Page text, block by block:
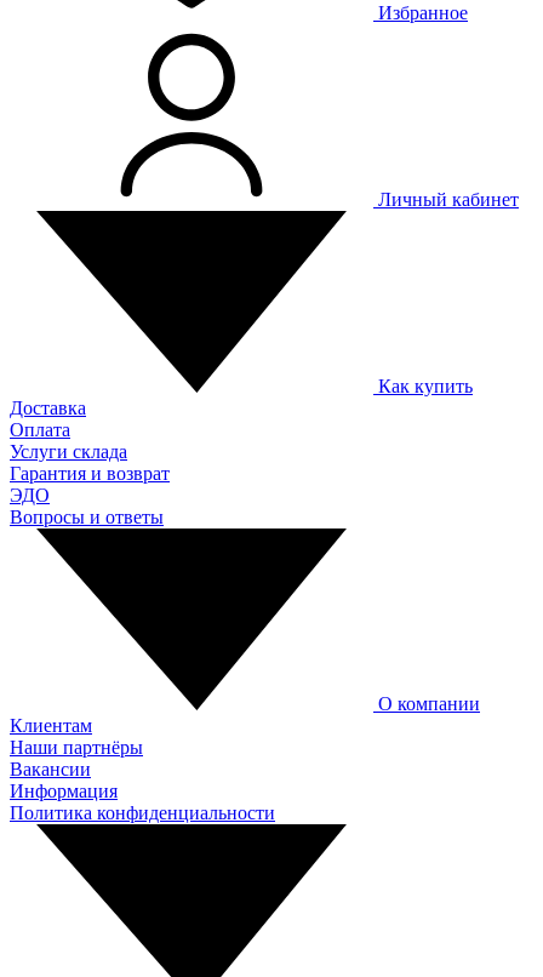
Избранное
Личный кабинет
Как купить
Доставка
Оплата
Услуги склада
Гарантия и возврат
ЭДО
Вопросы и ответы
О компании
Клиентам
Наши партнёры
Вакансии
Информация
Политика конфиденциальности